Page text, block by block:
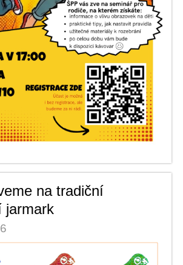
na tradiční
jarmark